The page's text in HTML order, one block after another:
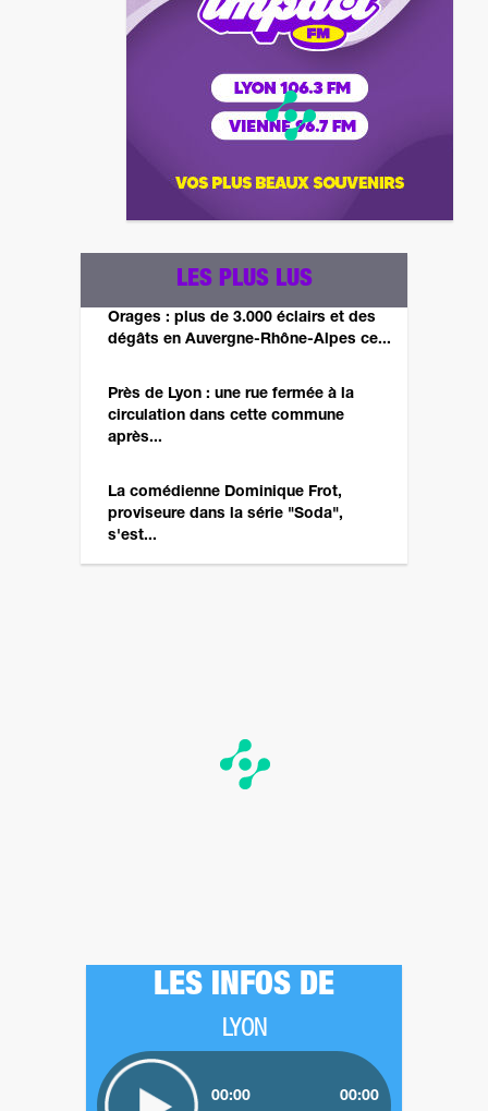
LES PLUS LUS
Orages : plus de 3.000 éclairs et des
dégâts en Auvergne-Rhône-Alpes ce...
Près de Lyon : une rue fermée à la
circulation dans cette commune
après...
La comédienne Dominique Frot,
proviseure dans la série "Soda",
s'est...
LES INFOS DE
LYON
00:00 00:00